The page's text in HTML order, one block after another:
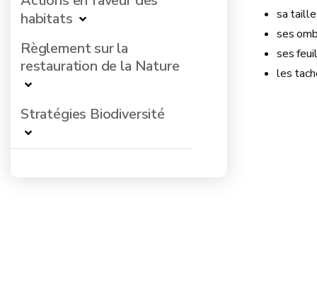
habitats
Règlement sur la
restauration de la Nature
Stratégies Biodiversité
sa taille
ses
ses
les